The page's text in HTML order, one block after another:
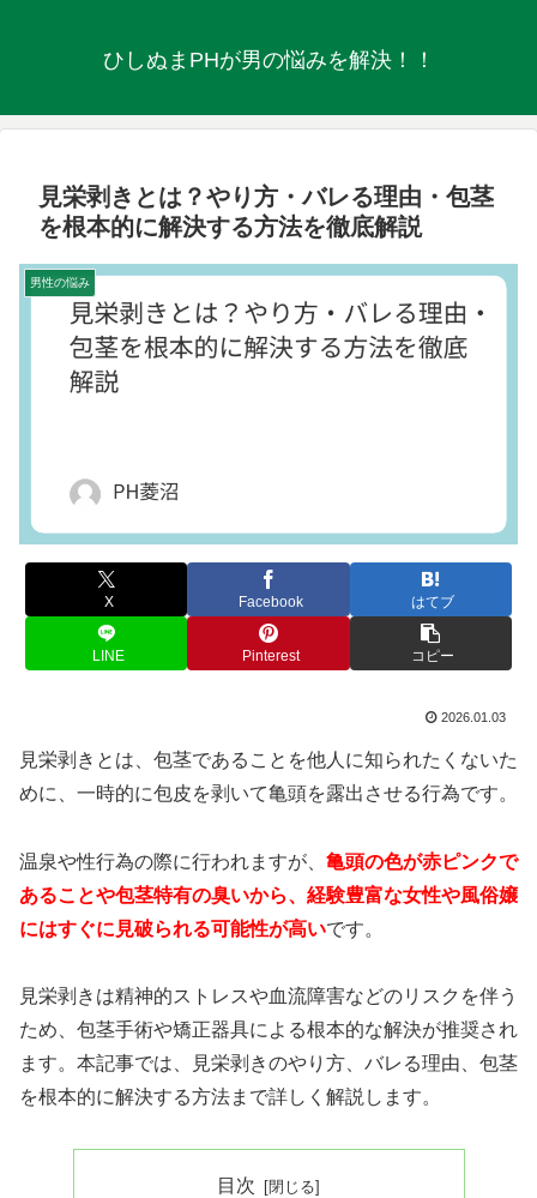
ひしぬまPHが男の悩みを解決！！
見栄剥きとは？やり方・バレる理由・包茎
を根本的に解決する方法を徹底解説
男性の悩み
X Facebook はてブ
LINE Pinterest コピー
2026.01.03
見栄剥きとは、包茎であることを他人に知られたくないた
めに、一時的に包皮を剥いて亀頭を露出させる行為です。
温泉や性行為の際に行われますが、 亀頭の色が赤ピンクで
あることや包茎特有の臭いから、経験豊富な女性や風俗嬢
にはすぐに見破られる可能性が高いです。
見栄剥きは精神的ストレスや血流障害などのリスクを伴う
ため、包茎手術や矯正器具による根本的な解決が推奨され
ます。本記事では、見栄剥きのやり方、バレる理由、包茎
を根本的に解決する方法まで詳しく解説します。
目次